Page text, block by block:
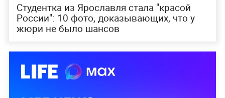
Студентка из Ярославля стала "красой
России": 10 фото, доказывающих, что у
жюри не было шансов